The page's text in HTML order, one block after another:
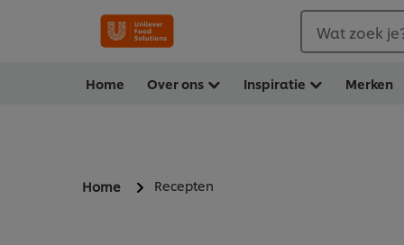
Wat zoek
Home Over ons Inspiratie Merken
Home Recepten